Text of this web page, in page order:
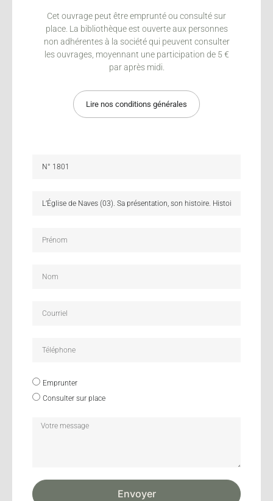
Cet ouvrage peut être emprunté ou consulté sur
place. La bibliothèque est ouverte aux personnes
non adhérentes à la société qui peuvent consulter
les ouvrages, moyennant une participation de 5 €
par après midi.
Lire nos conditions générales
Emprunter
Consulter sur place
Envoyer